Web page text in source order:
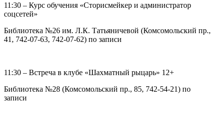
11:30 – Курс обучения «Сторисмейкер и администратор
соцсетей»
Библиотека №26 им. Л.К. Татьяничевой (Комсомольский пр.,
41, 742-07-63, 742-07-62) по записи
11:30 – Встреча в клубе «Шахматный рыцарь» 12+
Библиотека №28 (Комсомольский пр., 85, 742-54-21) по
записи